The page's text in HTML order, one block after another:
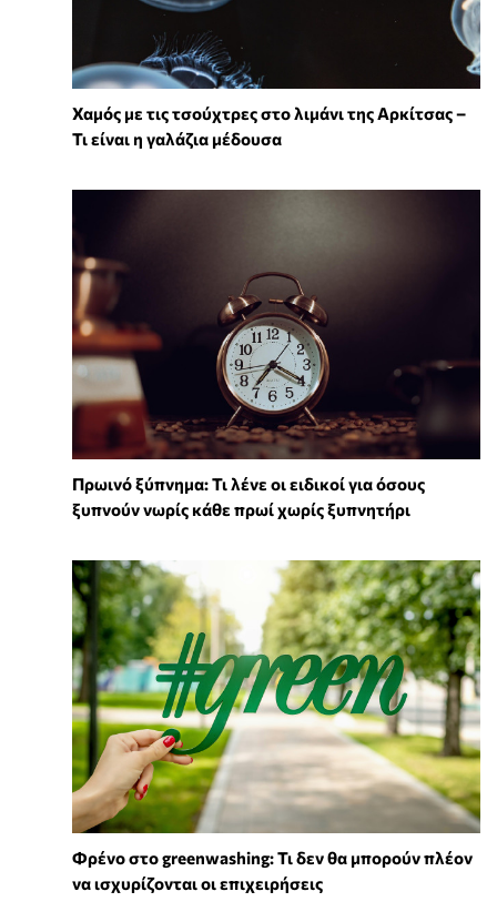
Χαμός με τις τσούχτρες στο λιμάνι της Αρκίτσας –
Τι είναι η γαλάζια μέδουσα
Πρωινό ξύπνημα: Τι λένε οι ειδικοί για όσους
ξυπνούν νωρίς κάθε πρωί χωρίς ξυπνητήρι
Φρένο στο greenwashing: Τι δεν θα μπορούν πλέον
να ισχυρίζονται οι επιχειρήσεις